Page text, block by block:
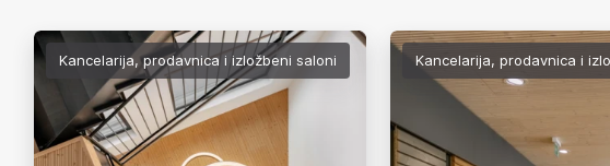
Kancelarija, prodavnica i izložbeni saloni Kancelarija, prodavnica i